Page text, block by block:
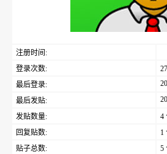
注册时间:
登录次数:
最后登录:
最后发贴:
发贴数量:
4
回复贴数:
1
贴子总数:
5